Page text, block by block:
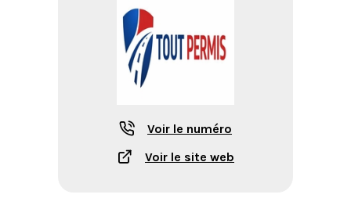
Voir le numéro
Voir le site web